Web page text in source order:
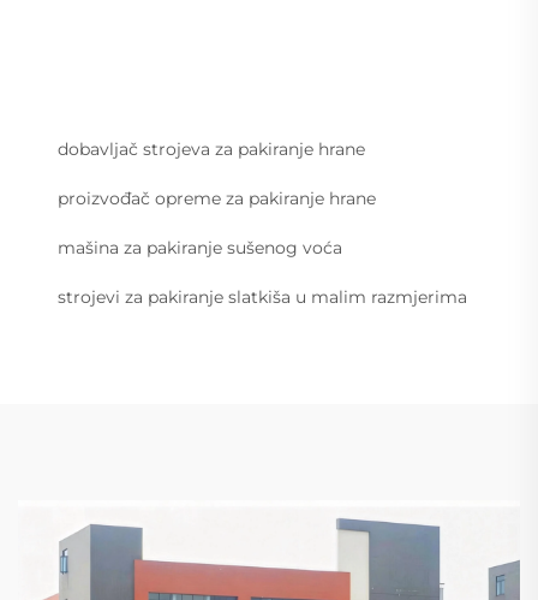
dobavljač strojeva za pakiranje hrane
proizvođač opreme za pakiranje hrane
mašina za pakiranje sušenog voća
strojevi za pakiranje slatkiša u malim razmjerima